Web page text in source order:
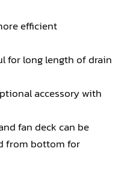
efficient
for long length of drain
accessory with
fan deck can be
from bottom for